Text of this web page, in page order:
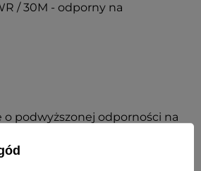
/ 30M - odporny na
o podwyższonej odporności na